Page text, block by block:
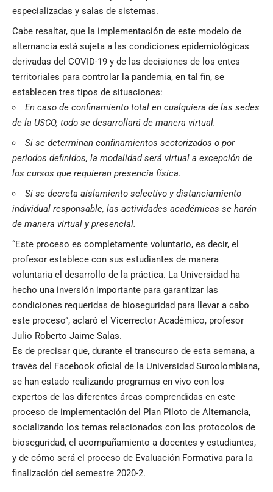
especializadas y salas de sistemas.
Cabe resaltar, que la implementación de este modelo de
alternancia está sujeta a las condiciones epidemiológicas
derivadas del COVID-19 y de las decisiones de los entes
territoriales para controlar la pandemia, en tal fin, se
establecen tres tipos de situaciones:
En caso de confinamiento total en cualquiera de las sedes
de la USCO, todo se desarrollará de manera virtual.
Si se determinan confinamientos sectorizados o por
periodos definidos, la modalidad será virtual a excepción de
los cursos que requieran presencia física.
Si se decreta aislamiento selectivo y distanciamiento
individual responsable, las actividades académicas se harán
de manera virtual y presencial.
“Este proceso es completamente voluntario, es decir, el
profesor establece con sus estudiantes de manera
voluntaria el desarrollo de la práctica. La Universidad ha
hecho una inversión importante para garantizar las
condiciones requeridas de bioseguridad para llevar a cabo
este proceso”, aclaró el Vicerrector Académico, profesor
Julio Roberto Jaime Salas.
Es de precisar que, durante el transcurso de esta semana, a
través del Facebook oficial de la Universidad Surcolombiana,
se han estado realizando programas en vivo con los
expertos de las diferentes áreas comprendidas en este
proceso de implementación del Plan Piloto de Alternancia,
socializando los temas relacionados con los protocolos de
bioseguridad, el acompañamiento a docentes y estudiantes,
y de cómo será el proceso de Evaluación Formativa para la
finalización del semestre 2020-2.